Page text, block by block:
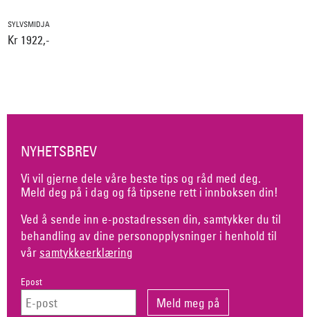
SYLVSMIDJA
Kr 1922,-
NYHETSBREV
Vi vil gjerne dele våre beste tips og råd med deg.
Meld deg på i dag og få tipsene rett i innboksen din!
Ved å sende inn e-postadressen din, samtykker du til
behandling av dine personopplysninger i henhold til
vår samtykkeerklæring
Epost